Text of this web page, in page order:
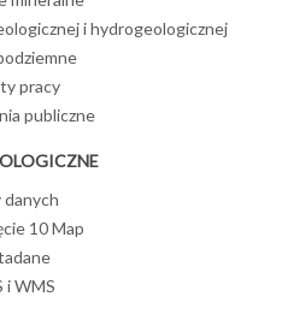
i hydrogeologicznej
pracy
publiczne
danych
10 Map
i WMS